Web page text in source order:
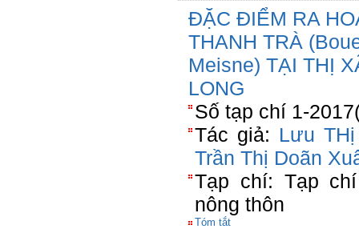
ĐẶC ĐIỂM RA
THANH TRÀ
Meisne) TẠI THỊ
LONG
Số tạp chí 1-
Tác giả: Lưu
Trần Thị Doãn
Tạp chí: Tạp
nông thôn
Tóm tắt